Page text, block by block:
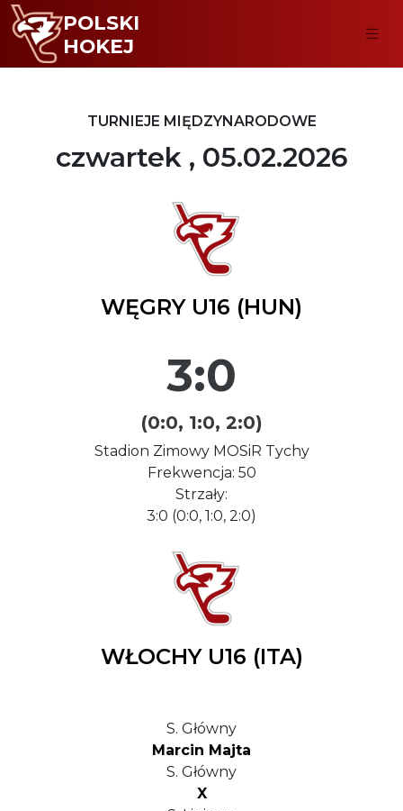
POLSKI
HOKEJ
TURNIEJE MIĘDZYNARODOWE
czwartek , 05.02.2026
WĘGRY U16 (HUN)
3:0
(0:0, 1:0, 2:0)
Stadion Zimowy MOSiR Tychy
Frekwencja: 50
Strzały:
3:0 (0:0, 1:0, 2:0)
WŁOCHY U16 (ITA)
S. Główny
Marcin Majta
S. Główny
X